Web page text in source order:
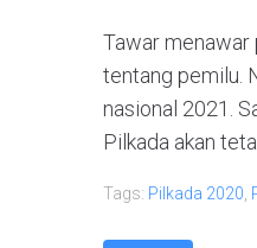
Tawar menawar
tentang pemilu.
nasional 2021.
Pilkada akan
Tags: Pilkada 2020